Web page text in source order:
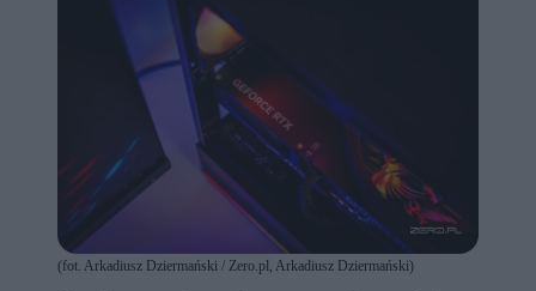
(fot. Arkadiusz Dziermański / Zero.pl, Arkadiusz Dziermański)